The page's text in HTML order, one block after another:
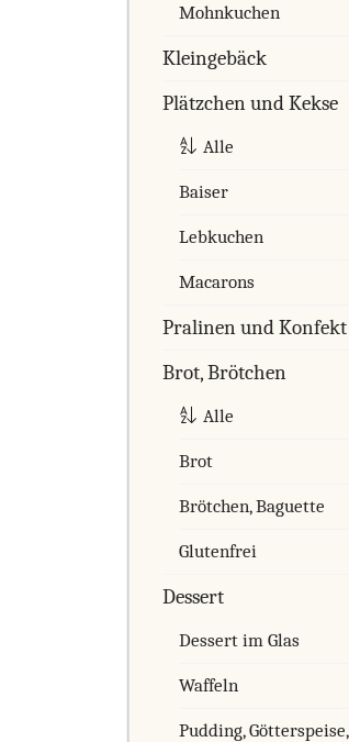
Mohnkuchen
Kleingebäck
Plätzchen und Kekse
Alle
Baiser
Lebkuchen
Macarons
Pralinen und Konfekt
Brot, Brötchen
Alle
Brot
Brötchen, Baguette
Glutenfrei
Dessert
Dessert im Glas
Waffeln
Pudding, Götterspeise,